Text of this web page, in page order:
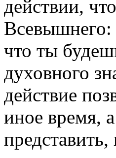
действии,
Всевышнего:
что ты
духовного
действие
иное время,
представить,